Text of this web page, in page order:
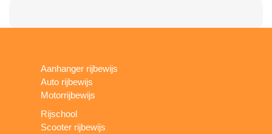
Aanhanger rijbewijs
Auto rijbewijs
Motorrijbewijs
Rijschool
Scooter rijbewijs